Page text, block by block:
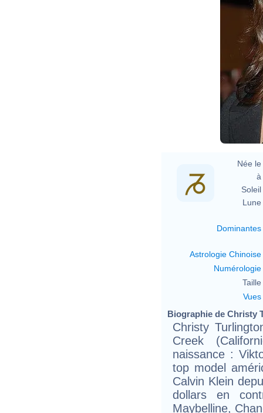
Née le
à
Soleil
Lune
Dominantes
Astrologie Chinoise
Numérologie
Taille
Vues
Biographie de Christy
Christy
Creek
naissance :
top model
Calvin Klein
dollars en
Maybelline,